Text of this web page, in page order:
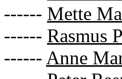
------ Mette
------ Rasmus
------ Anne